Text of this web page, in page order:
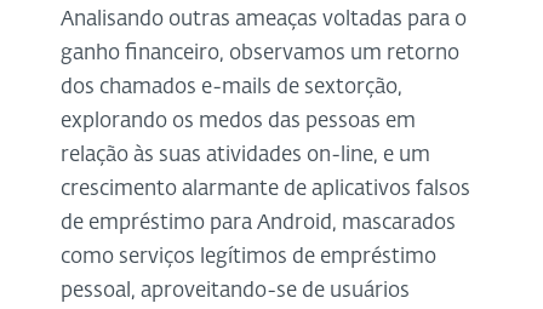
Analisando outras ameaças voltadas para o
ganho financeiro, observamos um retorno
dos chamados e-mails de sextorção,
explorando os medos das pessoas em
relação às suas atividades on-line, e um
crescimento alarmante de aplicativos falsos
de empréstimo para Android, mascarados
como serviços legítimos de empréstimo
pessoal, aproveitando-se de usuários